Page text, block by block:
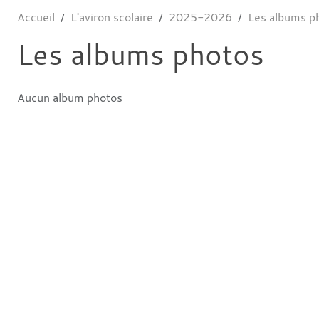
Accueil L'aviron scolaire 2025-2026 Les albums
Les albums photos
Aucun album photos